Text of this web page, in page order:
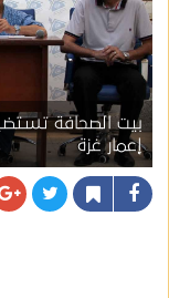
بيت الصحافة
إعمار غزة